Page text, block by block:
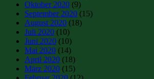
Oktober 2020 (9)
September 2020 (15)
August 2020 (18)
Juli 2020 (10)
Juni 2020 (10)
Mai 2020 (14)
April 2020 (18)
März 2020 (15)